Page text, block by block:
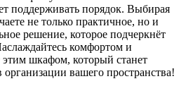
поддерживать порядок. Выбирая
не только практичное, но и
решение, которое подчеркнёт
комфортом и
шкафом, который станет
вашего пространства!